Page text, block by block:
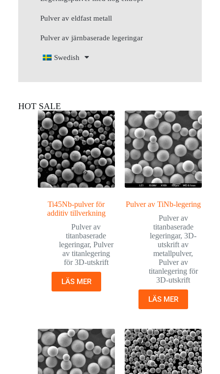
Pulver av eldfast metall
Pulver av järnbaserade legeringar
Swedish
HOT SALE
Ti45Nb-pulver för
additiv tillverkning
Pulver av
titanbaserade
legeringar, Pulver
av titanlegering
för 3D-utskrift
LÄS MER
Pulver av TiNb-legering
Pulver av
titanbaserade
legeringar,3D-
utskrift av
metallpulver,
Pulver av
titanlegering för
3D-utskrift
LÄS MER